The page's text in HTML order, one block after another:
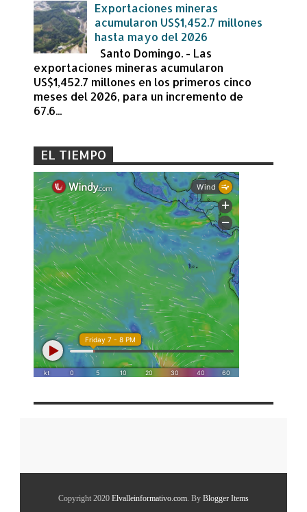
Exportaciones mineras
acumularon US$1,452.7 millones
hasta mayo del 2026
Santo Domingo. - Las
exportaciones mineras acumularon
US$1,452.7 millones en los primeros cinco
meses del 2026, para un incremento de
67.6...
EL TIEMPO
Copyright 2020 Elvalleinformativo.com . By Blogger Items